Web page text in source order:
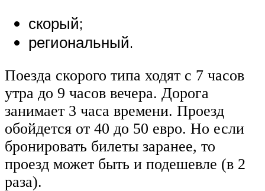
скорый;
региональный.
Поезда скорого типа ходят с 7 часов
утра до 9 часов вечера. Дорога
занимает 3 часа времени. Проезд
обойдется от 40 до 50 евро. Но если
бронировать билеты заранее, то
проезд может быть и подешевле (в 2
раза).